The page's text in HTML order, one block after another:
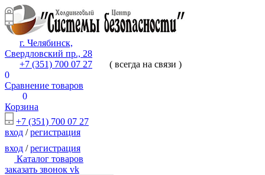
г. Челябинск,
Свердловский пр., 28
+7 (351) 700 07 27
( всегда на связи )
0
Сравнение товаров
0
Корзина
+7 (351) 700 07 27
вход /регистрация
вход /регистрация
Каталог товаров
заказать звонок vk